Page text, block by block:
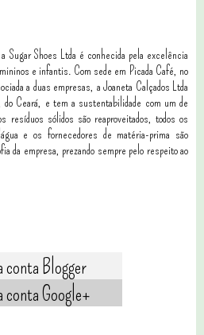
Sugar Shoes Ltda é conhecida pela excelência
e infantis. Com sede em Picada Café, no
a duas empresas, a Joaneta Calçados Ltda
do Ceará, e tem a sustentabilidade com um de
sólidos são reaproveitados, todos os
e os fornecedores de matéria-prima são
da empresa, prezando sempre pelo respeito ao
conta Blogger
conta Google+